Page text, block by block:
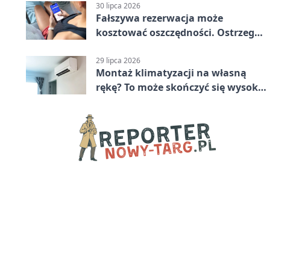
30 lipca 2026
Fałszywa rezerwacja może
kosztować oszczędności. Ostrzega
29 lipca 2026
Montaż klimatyzacji na własną
rękę? To może skończyć się wysoką